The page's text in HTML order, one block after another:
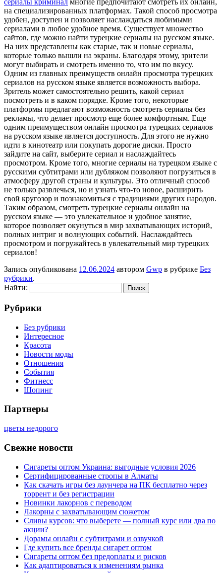
сериалы криминал многие предпочитают смотреть их онлайн,
на специализированных платформах. Такой способ просмотра
удобен, доступен и позволяет наслаждаться любимыми
сериалами в любое удобное время. Существует множество
сайтов, где можно найти турецкие сериалы на русском языке.
На них представлены как старые, так и новые сериалы,
которые только вышли на экраны. Благодаря этому, зрители
могут выбирать и смотреть именно то, что им по вкусу.
Одним из главных преимуществ онлайн просмотра турецких
сериалов на русском языке является возможность выбора.
Зритель может самостоятельно решить, какой сериал
посмотреть и в каком порядке. Кроме того, некоторые
платформы предлагают возможность смотреть сериалы без
рекламы, что делает просмотр еще более комфортным. Еще
одним преимуществом онлайн просмотра турецких сериалов
на русском языке является доступность. Для этого не нужно
идти в кинотеатр или покупать дорогие диски. Просто
зайдите на сайт, выберите сериал и наслаждайтесь
просмотром. Кроме того, многие сериалы на турецком языке с
русскими субтитрами или дубляжом позволяют погрузиться в
атмосферу другой страны и культуры. Это отличный способ
не только развлечься, но и узнать что-то новое, расширить
свой кругозор и познакомиться с традициями других народов.
Таким образом, смотреть турецкие сериалы онлайн на
русском языке — это увлекательное и удобное занятие,
которое позволяет окунуться в мир захватывающих историй,
полных интриг и волнующих событий. Наслаждайтесь
просмотром и погружайтесь в увлекательный мир турецких
сериалов!
Запись опубликована 12.06.2024 автором Gwp в рубрике Без
рубрики.
Найти:
Рубрики
Без рубрики
Интересное
Красота
Новости моды
Отношения
События
Фитнесс
Шопинг
Партнеры
цветы недорого
Свежие новости
Сигареты оптом Украина: выгодные условия 2026
Сертифицированные стропы в Алматы
Как скачать игры без лаунчера на ПК бесплатно через
торрент и без регистрации
Новинки лакорнов с переводом
Лакорны с захватывающим сюжетом
Сливы курсов: что выберете — полный курс или два по
акции?
Дорамы онлайн с субтитрами и озвучкой
Где купить все бренды сигарет оптом
Сигареты оптом без предоплаты и рисков
Как адаптироваться к изменениям рынка